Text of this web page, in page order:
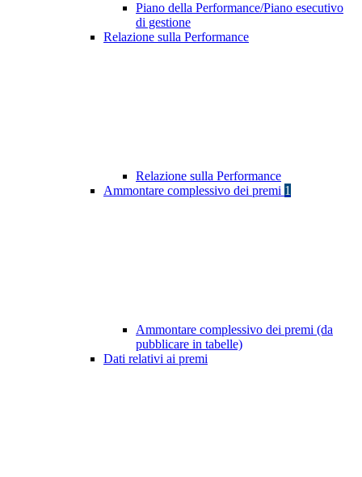
Piano della Performance/Piano esecutivo
di gestione
Relazione sulla Performance
Relazione sulla Performance
Ammontare complessivo dei premi 1
Ammontare complessivo dei premi (da
pubblicare in tabelle)
Dati relativi ai premi